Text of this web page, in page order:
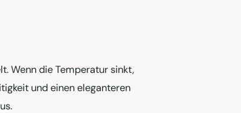
Wenn die Temperatur sinkt,
und einen eleganteren